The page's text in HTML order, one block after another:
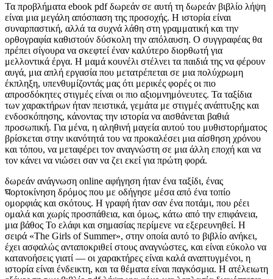
Τα προβλήματα ebook pdf δωρεάν σε αυτή τη δωρεάν βιβλίο λήψη
είναι μια μεγάλη απόσπαση της προσοχής. Η ιστορία είναι
συναρπαστική, αλλά τα συχνά λάθη στη γραμματική και την
ορθογραφία καθιστούν δύσκολη την απόλαυση. Ο συγγραφέας θα
πρέπει σίγουρα να σκεφτεί έναν καλύτερο διορθωτή για
μελλοντικά έργα. Η μαμά κουνέλι στέλνει τα παιδιά της να φέρουν
αυγά, μια απλή εργασία που μετατρέπεται σε μια πολύχρωμη
έκπληξη, υπενθυμίζοντάς μας ότι μερικές φορές οι πιο
απροσδόκητες στιγμές είναι οι πιο αξιομνημόνευτες. Τα ταξίδια
των χαρακτήρων ήταν πειστικά, γεμάτα με στιγμές ανάπτυξης και
ενδοσκόπησης, κάνοντας την ιστορία να αισθάνεται βαθιά
προσωπική. Για μένα, η αληθινή μαγεία αυτού του μυθιστορήματος
βρίσκεται στην ικανότητά του να προκαλέσει μια αίσθηση χρόνου
και τόπου, να μεταφέρει τον αναγνώστη σε μια άλλη εποχή και να
τον κάνει να νιώσει σαν να ζει εκεί για πρώτη φορά.
δωρεάν ανάγνωση online αφήγηση ήταν ένα ταξίδι, ένας
घορτοκίνηση δρόμος που με οδήγησε μέσα από ένα τοπίο
ομορφιάς και σκότους. Η γραφή ήταν σαν ένα ποτάμι, που ρέει
ομαλά και χωρίς προσπάθεια, και όμως, κάτω από την επιφάνεια,
μια βάθος Το ελάφι και σημασίας περίμενε να εξερευνηθεί. Η
σειρά «The Girls of Summer», στην οποία αυτό το βιβλίο ανήκει,
έχει ασφαλώς ανταποκριθεί στους αναγνώστες, και είναι εύκολο να
κατανοήσεις γιατί — οι χαρακτήρες είναι καλά αναπτυγμένοι, η
ιστορία είναι ένδεικτη, και τα θέματα είναι παγκόσμια. Η ατέλειωτη